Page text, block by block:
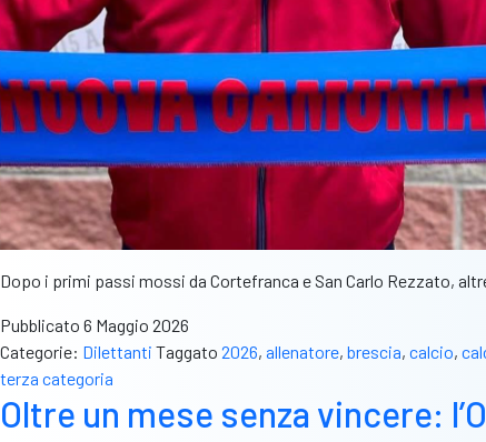
Dopo i primi passi mossi da Cortefranca e San Carlo Rezzato,
Pubblicato 6 Maggio 2026
Categorie: Dilettanti Taggato 2026, allenatore, brescia, calcio,
terza categoria
Oltre un mese senza vincere: